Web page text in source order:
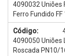
4090032 Uniões
Ferro Fundido
Código:
4090050 Uniões
Roscada PN10/